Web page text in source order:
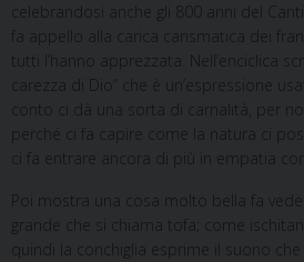
celebrandosi anche gli 800 anni del
fa appello alla carica carismatica dei
tutti l’hanno apprezzata. Nell’enciclica
carezza di Dio” che è un’espressione
conto ci dà una sorta di carnalità, per
perché ci fa capire come la natura ci
ci fa entrare ancora di più in empatia
Poi mostra una cosa molto bella fa
grande che si chiama tofa; come
quindi la conchiglia esprime il suono